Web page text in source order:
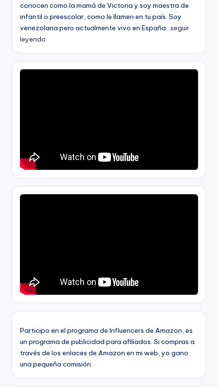
conocen como la mamá de Victoria y soy maestra de
infantil o preescolar, como le llamen en tu país. Soy
venezolana pero actualmente vivo en España...seguir
leyendo
Participo en el programa de Influencers de Amazon, es
un programa de publicidad para afiliados. Si compras a
través de los enlaces de Amazon en mi web, yo gano
una pequeña comisión.